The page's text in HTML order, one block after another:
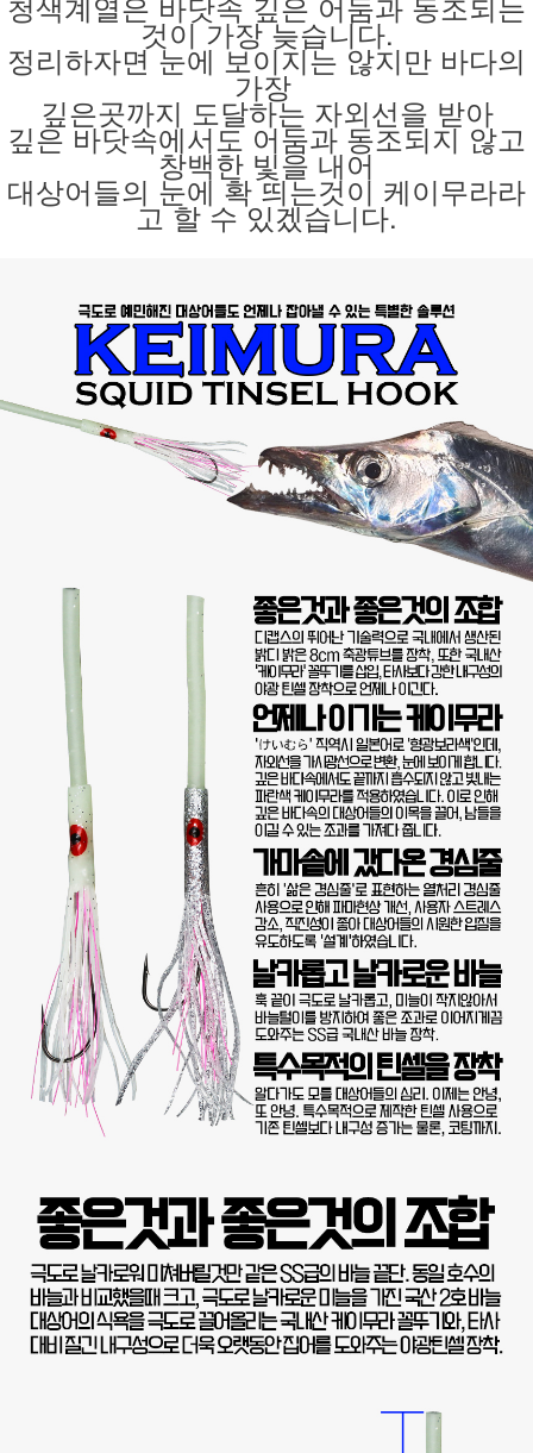
것이 가장 늦습니다.
정리하자면눈에 보이지는 않지만 바다의
가장
깊은곳까지 도달하는 자외선을 받아
깊은 바닷속에서도 어둠과 동조되지 않고
창백한 빛을 내어
대상어들의 눈에 확 띄는것이 케이무라라
고 할 수 있겠습니다.